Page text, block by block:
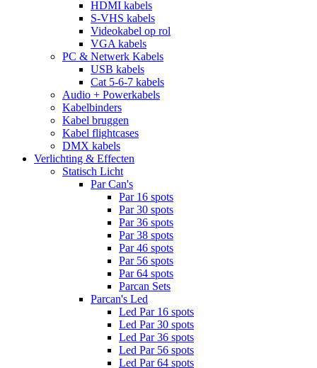
HDMI kabels
S-VHS kabels
Videokabel op rol
VGA kabels
PC & Netwerk Kabels
USB kabels
Cat 5-6-7 kabels
Audio + Powerkabels
Kabelbinders
Kabel bruggen
Kabel flightcases
DMX kabels
Verlichting & Effecten
Statisch Licht
Par Can's
Par 16 spots
Par 30 spots
Par 36 spots
Par 38 spots
Par 46 spots
Par 56 spots
Par 64 spots
Parcan Sets
Parcan's Led
Led Par 16 spots
Led Par 30 spots
Led Par 36 spots
Led Par 56 spots
Led Par 64 spots